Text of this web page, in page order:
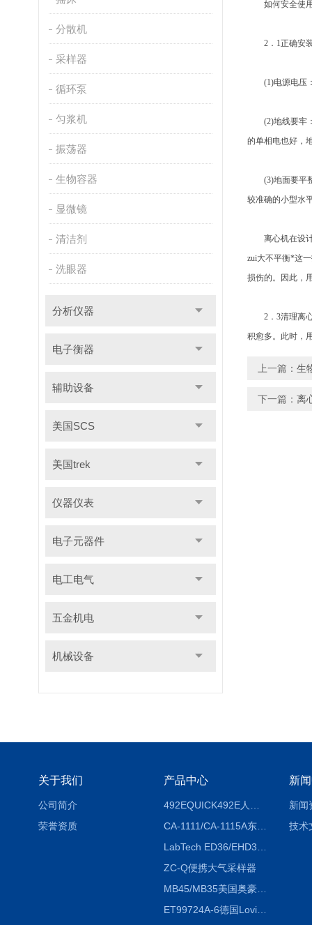
分散机
采样器
循环泵
匀浆机
振荡器
生物容器
显微镜
清洁剂
洗眼器
分析仪器
电子衡器
辅助设备
美国SCS
美国trek
仪器仪表
电子元器件
电工电气
五金机电
机械设备
如何安全使
2．1正确安
(1)电源电压：
(2)地线要牢：
的单相电也好，
(3)地面要平整
较准确的小型水
离心机在设计
zui大不平衡*这
损伤的。因此，
2．3清理离心
积愈多。此时，
上一篇： 生
下一篇： 离
关于我们
公司简介
荣誉资质
产品中心
CA-1111/CA-1115A东京理化EYELA CA-1111/CA-1115A冷却水循环装置
ZC-Q便携大气采样器
MB45/MB35美国奥豪斯OHAUS MB45/MB35卤素红外水分测定仪
ET99724A-6德国Lovibond ET99724A-6微电脑BOD测定仪
新
新闻
技术